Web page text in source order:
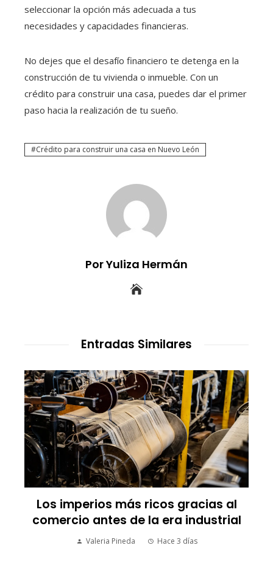
seleccionar la opción más adecuada a tus
necesidades y capacidades financieras.
No dejes que el desafío financiero te detenga en la
construcción de tu vivienda o inmueble. Con un
crédito para construir una casa, puedes dar el primer
paso hacia la realización de tu sueño.
Crédito para construir una casa en Nuevo León
Por Yuliza Hermán
Entradas Similares
Las empresas que alcanzaron los
picos más altos en valor bursátil
histórico